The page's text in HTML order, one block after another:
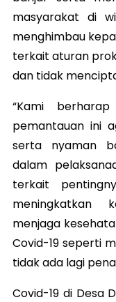
masyarakat di
menghimbau
terkait aturan
dan tidak
“Kami
pemantauan ini
serta nyaman
dalam
terkait
meningkatkan
menjaga
Covid-19 seperti
tidak ada lagi
Covid-19 di Desa